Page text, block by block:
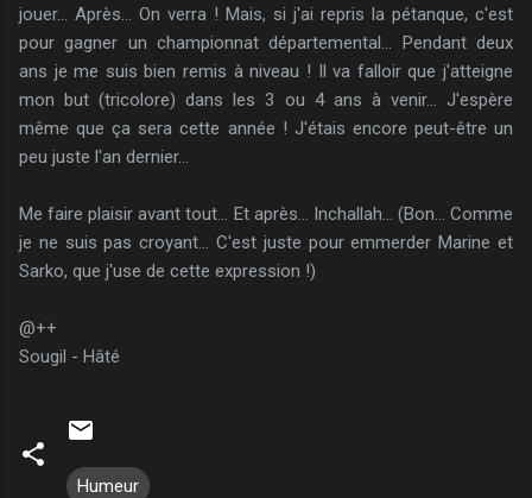
jouer... Après... On verra ! Mais, si j'ai repris la pétanque, c'est
pour gagner un championnat départemental... Pendant deux
ans je me suis bien remis à niveau ! Il va falloir que j'atteigne
mon but (tricolore) dans les 3 ou 4 ans à venir... J'espère
même que ça sera cette année ! J'étais encore peut-être un
peu juste l'an dernier...
Me faire plaisir avant tout... Et après... Inchallah... (Bon... Comme
je ne suis pas croyant... C'est juste pour emmerder Marine et
Sarko, que j'use de cette expression !)
@++
Sougil - Hâté
Humeur